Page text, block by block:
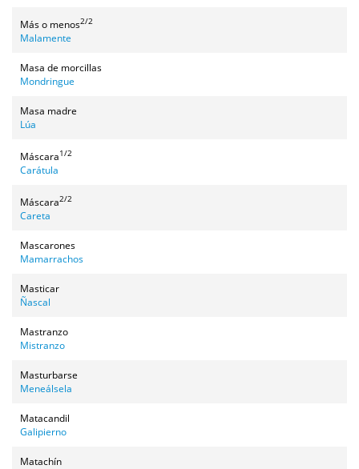
Más o menos2/2
Malamente
Masa de morcillas
Mondringue
Masa madre
Lúa
Máscara1/2
Carátula
Máscara2/2
Careta
Mascarones
Mamarrachos
Masticar
Ñascal
Mastranzo
Mistranzo
Masturbarse
Meneálsela
Matacandil
Galipierno
Matachín